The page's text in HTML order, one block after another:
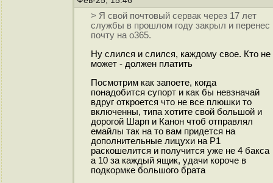
> Я свой почтовый сервак через 17 лет
службы в прошлом году закрыл и перенес
почту на o365.
Ну слился и слился, каждому свое. Кто не
может - должен платить
Посмотрим как запоете, когда
понадобится супорт и как бы невзначай
вдруг откроется что не все плюшки то
включенны, типа хотите свой большой и
дорогой Шарп и Канон чтоб отправлял
емайлы так на то вам придется на
дополнительные лицухи на Р1
раскошелится и получится уже не 4 бакса
а 10 за каждый ящик, удачи короче в
подкормке большого брата